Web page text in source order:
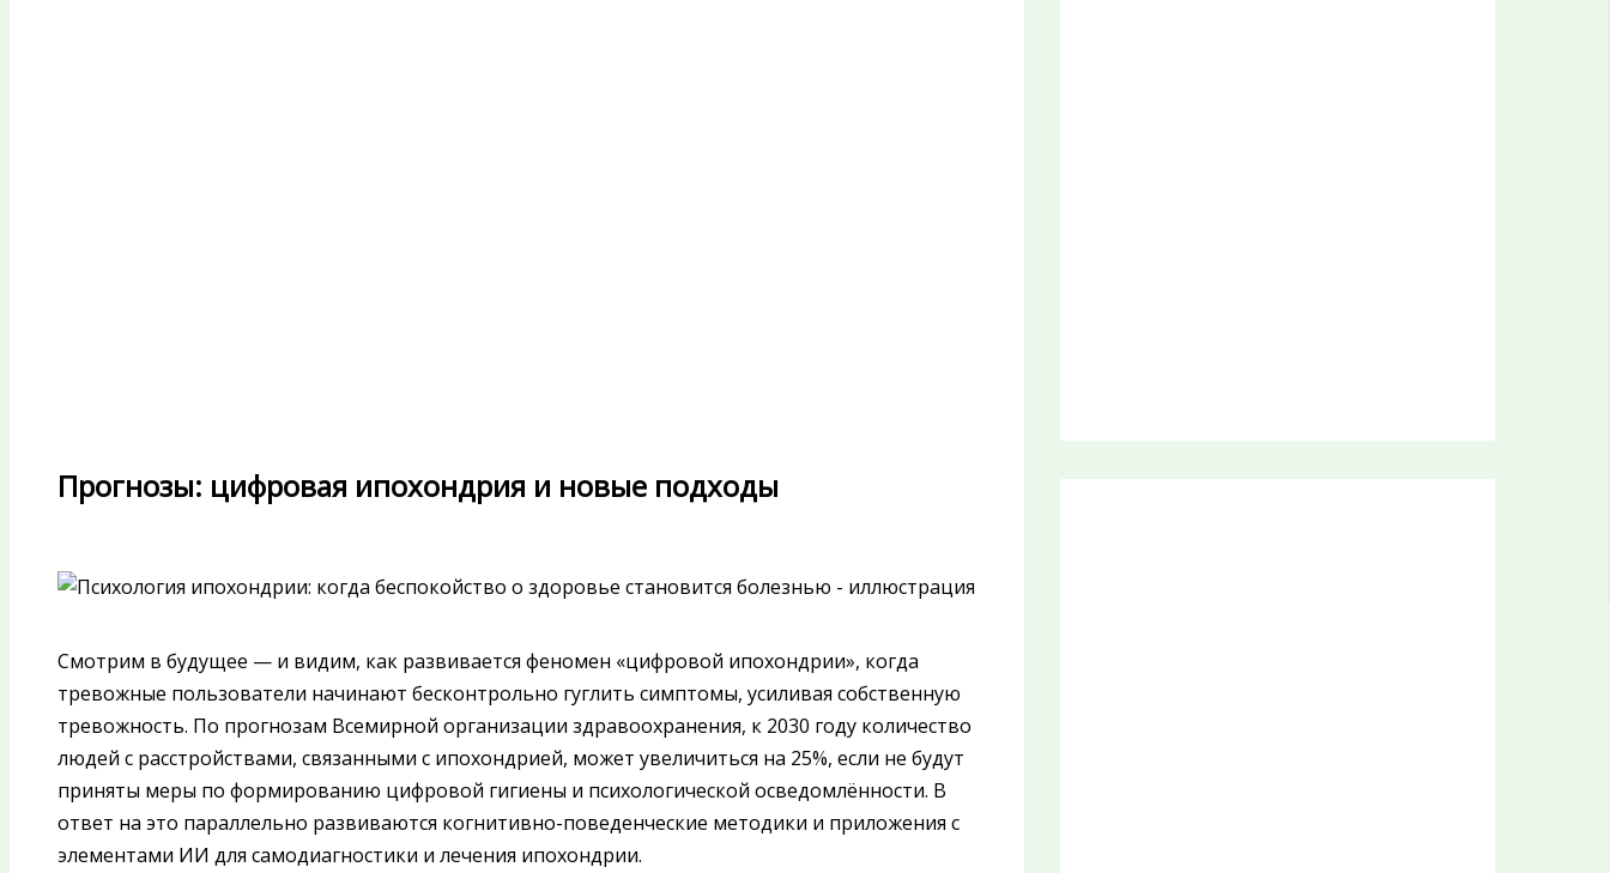
Прогнозы: цифровая ипохондрия и новые подходы
Смотрим в будущее — и видим, как развивается феномен «цифровой ипохондрии», когда
тревожные пользователи начинают бесконтрольно гуглить симптомы, усиливая собственную
тревожность. По прогнозам Всемирной организации здравоохранения, к 2030 году количество
людей с расстройствами, связанными с ипохондрией, может увеличиться на 25%, если не будут
приняты меры по формированию цифровой гигиены и психологической осведомлённости. В
ответ на это параллельно развиваются когнитивно-поведенческие методики и приложения с
элементами ИИ для самодиагностики и лечения ипохондрии.